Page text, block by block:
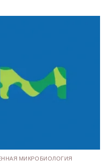
МИКРОБИОЛОГИЯ